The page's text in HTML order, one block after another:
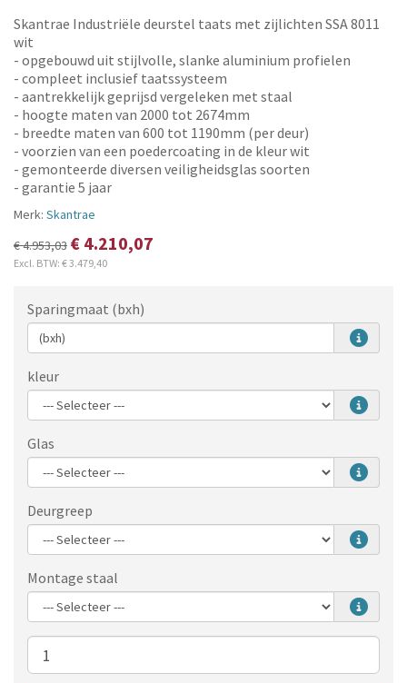
Skantrae Industriële deurstel taats met zijlichten SSA 8011
wit
- opgebouwd uit stijlvolle, slanke aluminium profielen
- compleet inclusief taatssysteem
- aantrekkelijk geprijsd vergeleken met staal
- hoogte maten van 2000 tot 2674mm
- breedte maten van 600 tot 1190mm (per deur)
- voorzien van een poedercoating in de kleur wit
- gemonteerde diversen veiligheidsglas soorten
- garantie 5 jaar
Merk: Skantrae
€ 4.953,03 € 4.210,07
Excl. BTW: € 3.479,40
Sparingmaat (bxh)
kleur
Glas
Deurgreep
Montage staal
Aantal